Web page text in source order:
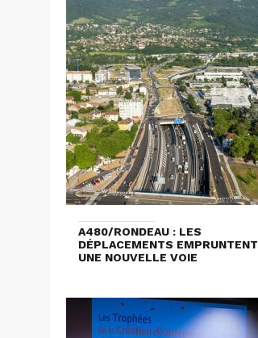
A480/RONDEAU : LES
DÉPLACEMENTS EMPRUNTENT
UNE NOUVELLE VOIE